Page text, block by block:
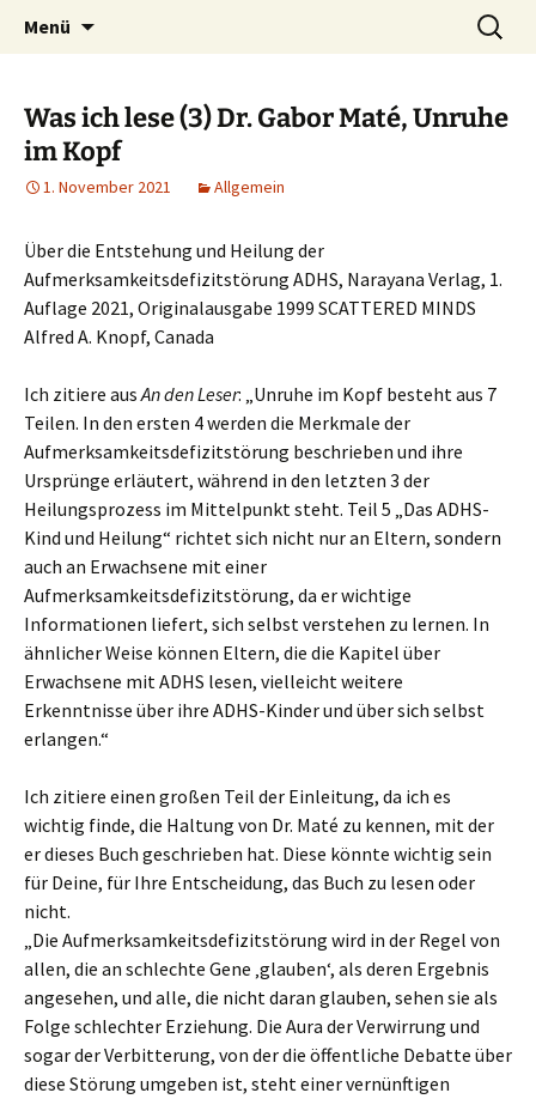
Ulrike Roderwald
Heilpraktische Psychotherapie
Menü
Suche
nach:
Was ich lese (3) Dr. Gabor Maté, Unruhe
im Kopf
1. November 2021 Allgemein
Über die Entstehung und Heilung der
Aufmerksamkeitsdefizitstörung ADHS, Narayana Verlag, 1.
Auflage 2021, Originalausgabe 1999 SCATTERED MINDS
Alfred A. Knopf, Canada
Ich zitiere ausAn den Leser: „Unruhe im Kopf besteht aus 7
Teilen. In den ersten 4 werden die Merkmale der
Aufmerksamkeitsdefizitstörung beschrieben und ihre
Ursprünge erläutert, während in den letzten 3 der
Heilungsprozess im Mittelpunkt steht. Teil 5 „Das ADHS-
Kind und Heilung“ richtet sich nicht nur an Eltern, sondern
auch an Erwachsene mit einer
Aufmerksamkeitsdefizitstörung, da er wichtige
Informationen liefert, sich selbst verstehen zu lernen. In
ähnlicher Weise können Eltern, die die Kapitel über
Erwachsene mit ADHS lesen, vielleicht weitere
Erkenntnisse über ihre ADHS-Kinder und über sich selbst
erlangen.“
Ich zitiere einen großen Teil der Einleitung, da ich es
wichtig finde, die Haltung von Dr. Maté zu kennen, mit der
er dieses Buch geschrieben hat. Diese könnte wichtig sein
für Deine, für Ihre Entscheidung, das Buch zu lesen oder
nicht.
„Die Aufmerksamkeitsdefizitstörung wird in der Regel von
allen, die an schlechte Gene ‚glauben‘, als deren Ergebnis
angesehen, und alle, die nicht daran glauben, sehen sie als
Folge schlechter Erziehung. Die Aura der Verwirrung und
sogar der Verbitterung, von der die öffentliche Debatte über
diese Störung umgeben ist, steht einer vernünftigen